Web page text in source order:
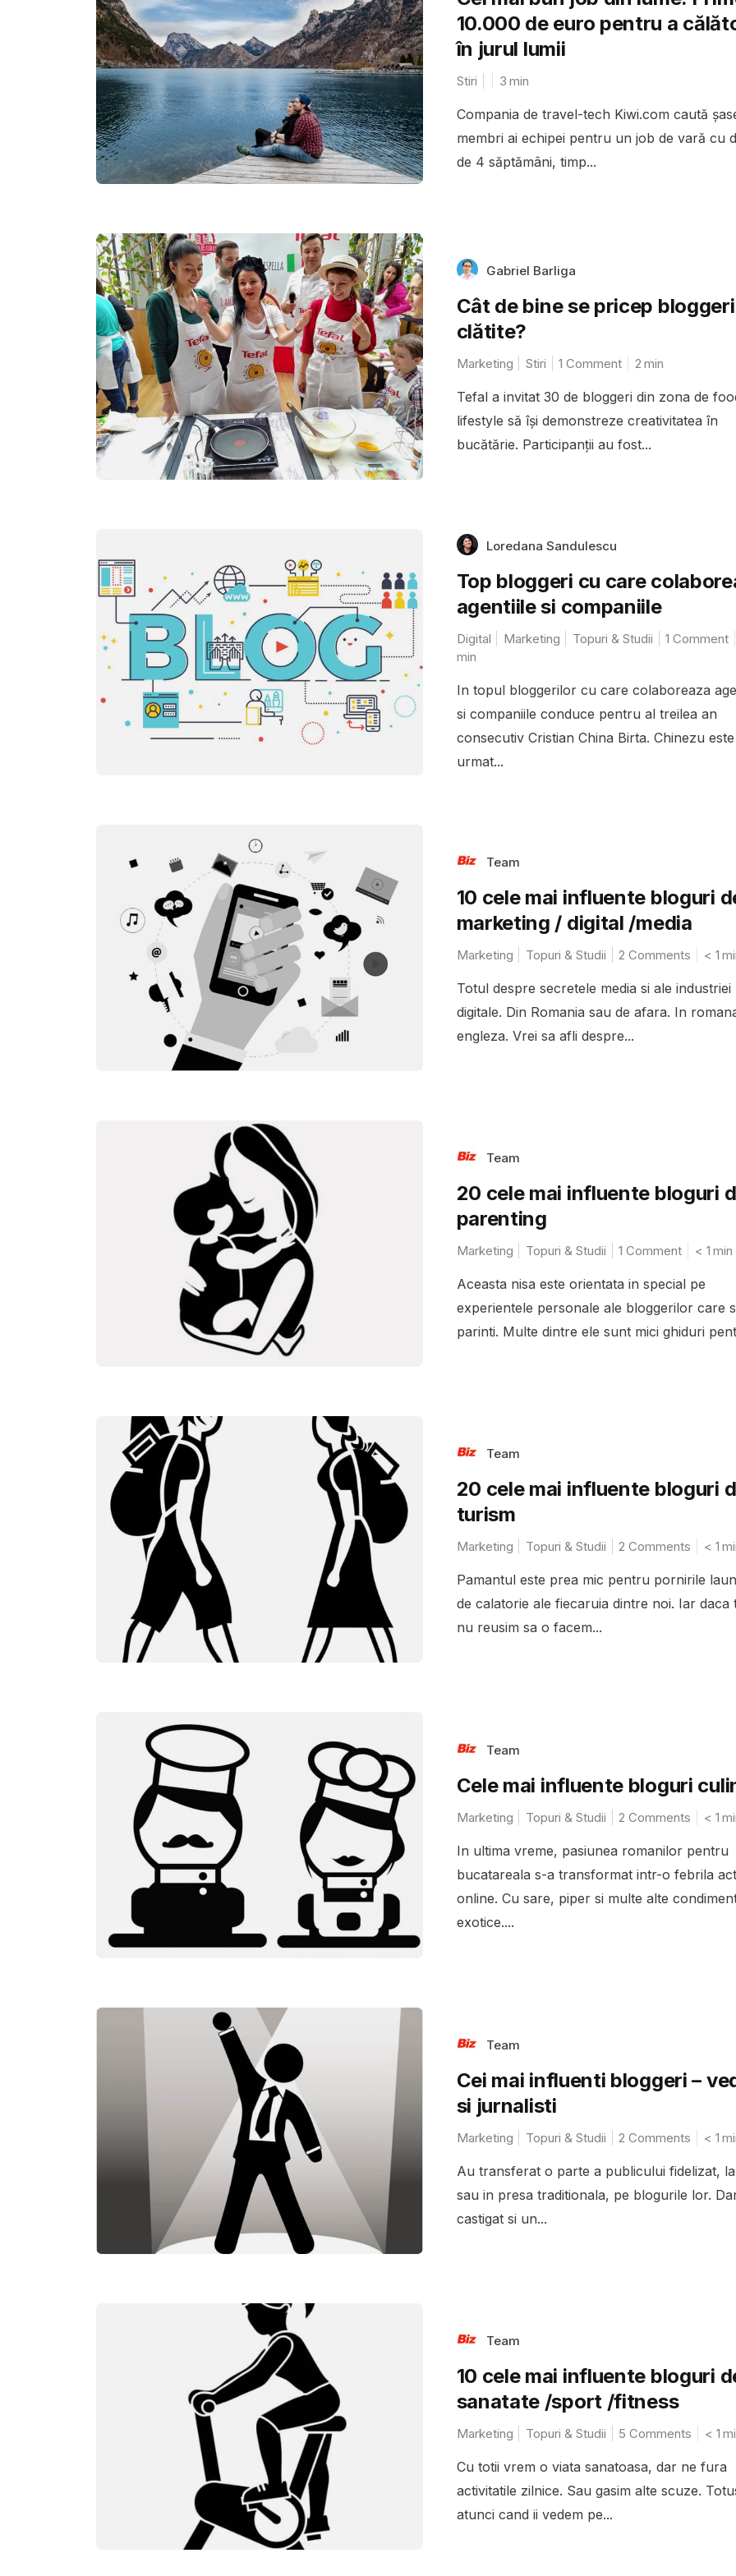
10.000 de euro pentru a
în jurul lumii
Stiri 3 min
Compania de travel-tech Kiwi.com caută
membri ai echipei pentru un job de vară cu
de 4 săptămâni, timp...
Gabriel Barliga
Cât de bine se pricep
clătite?
Marketing Stiri 1 Comment 2 min
Tefal a invitat 30 de bloggeri din zona de
lifestyle să își demonstreze creativitatea în
bucătărie. Participanții au fost...
Loredana Sandulescu
Top bloggeri cu care
agentiile si companiile
Digital Marketing Topuri & Studii 1 Comment
min
In topul bloggerilor cu care colaboreaza
si companiile conduce pentru al treilea an
consecutiv Cristian China Birta. Chinezu este
urmat...
Team
10 cele mai influente bloguri
marketing / digital /media
Marketing Topuri & Studii 2 Comments < 1
Totul despre secretele media si ale industriei
digitale. Din Romania sau de afara. In
engleza. Vrei sa afli despre...
Team
20 cele mai influente bloguri
parenting
Marketing Topuri & Studii 1 Comment < 1 min
Aceasta nisa este orientata in special pe
experientele personale ale bloggerilor care
parinti. Multe dintre ele sunt mici ghiduri
Team
20 cele mai influente bloguri
turism
Marketing Topuri & Studii 2 Comments < 1
Pamantul este prea mic pentru pornirile
de calatorie ale fiecaruia dintre noi. Iar daca
nu reusim sa o facem...
Team
Cele mai influente bloguri
Marketing Topuri & Studii 2 Comments < 1
In ultima vreme, pasiunea romanilor pentru
bucatareala s-a transformat intr-o febrila
online. Cu sare, piper si multe alte
exotice....
Team
Cei mai influenti bloggeri –
si jurnalisti
Marketing Topuri & Studii 2 Comments < 1
Au transferat o parte a publicului fidelizat,
sau in presa traditionala, pe blogurile lor.
castigat si un...
Team
10 cele mai influente bloguri
sanatate /sport /fitness
Marketing Topuri & Studii 5 Comments < 1
Cu totii vrem o viata sanatoasa, dar ne fura
activitatile zilnice. Sau gasim alte scuze.
atunci cand ii vedem pe...